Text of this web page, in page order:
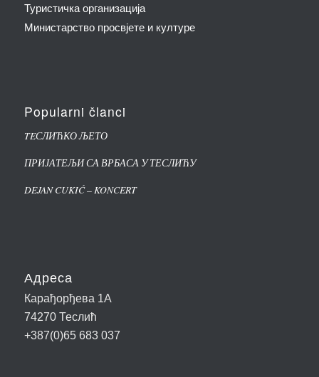
Туристичка организација
Министарство просвјете и културе
Popularni članci
TEСЛИЋКО ЉЕТО
ПРИЈАТЕЉИ СА ВРБАСА У ТЕСЛИЋУ
DEJAN CUKIĆ – KONCERT
Адреса
Карађорђева 1А
74270 Теслић
+387(0)65 683 037